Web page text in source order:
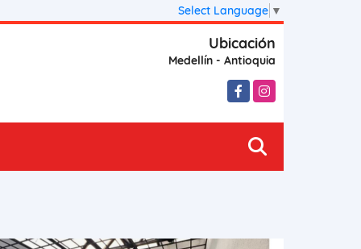
Select Language ▼
Ubicación
Medellín - Antioquia
FacebookInstagram